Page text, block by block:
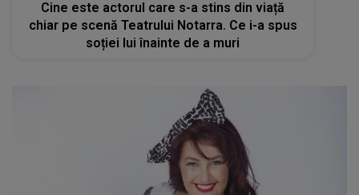
Cine este actorul care s-a stins din viață
chiar pe scenă Teatrului Notarra. Ce i-a spus
soției lui înainte de a muri